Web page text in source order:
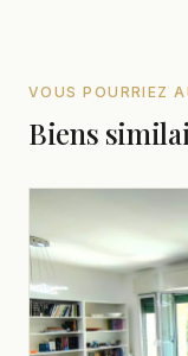
VOUS POURRIEZ
Biens